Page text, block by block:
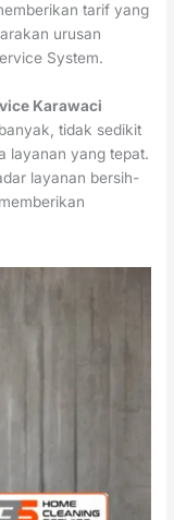
tarif yang
urusan
System.
Karawaci
tidak sedikit
layanan yang tepat.
layanan bersih-